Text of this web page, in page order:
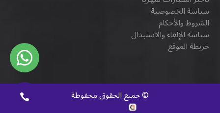
سياسة الخصوصية
الشروط والأحكام
سياسة الإلغاء والاستبدال
خريطة الموقع
©جميع الحقوق محفوظة